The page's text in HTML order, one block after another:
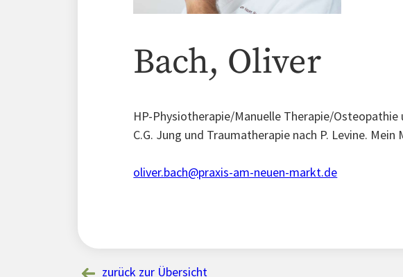
Bach, Oliver
HP-Physiotherapie/Manuelle Therapie/Osteopathie
C.G. Jung und Traumatherapie nach P. Levine.
oliver.bach@praxis-am-neuen-markt.de
zurück zur Übersicht